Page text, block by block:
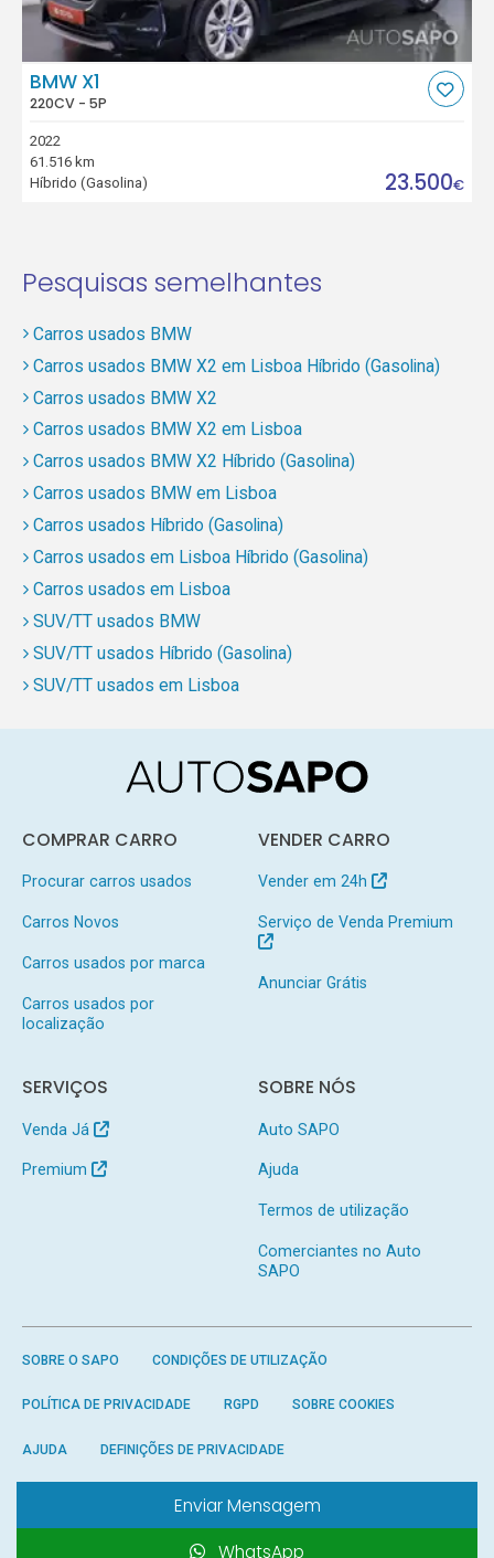
Enviar Mensagem
WhatsApp
BMW X1
220CV - 5P
2022
61.516 km
Híbrido (Gasolina)
23.500€
Pesquisas semelhantes
Carros usados BMW
Carros usados BMW X2 em Lisboa Híbrido (Gasolina)
Carros usados BMW X2
Carros usados BMW X2 em Lisboa
Carros usados BMW X2 Híbrido (Gasolina)
Carros usados BMW em Lisboa
Carros usados Híbrido (Gasolina)
Carros usados em Lisboa Híbrido (Gasolina)
Carros usados em Lisboa
SUV/TT usados BMW
SUV/TT usados Híbrido (Gasolina)
SUV/TT usados em Lisboa
COMPRAR CARRO
Procurar carros usados
Carros Novos
Carros usados por marca
Carros usados por
localização
VENDER CARRO
Vender em 24h
Serviço de Venda Premium
Anunciar Grátis
SERVIÇOS
Venda Já
Premium
SOBRE NÓS
Auto SAPO
Ajuda
Termos de utilização
Comerciantes no Auto
SAPO
SOBRE O SAPO CONDIÇÕES DE UTILIZAÇÃO
POLÍTICA DE PRIVACIDADE RGPD SOBRE COOKIES
AJUDA DEFINIÇÕES DE PRIVACIDADE